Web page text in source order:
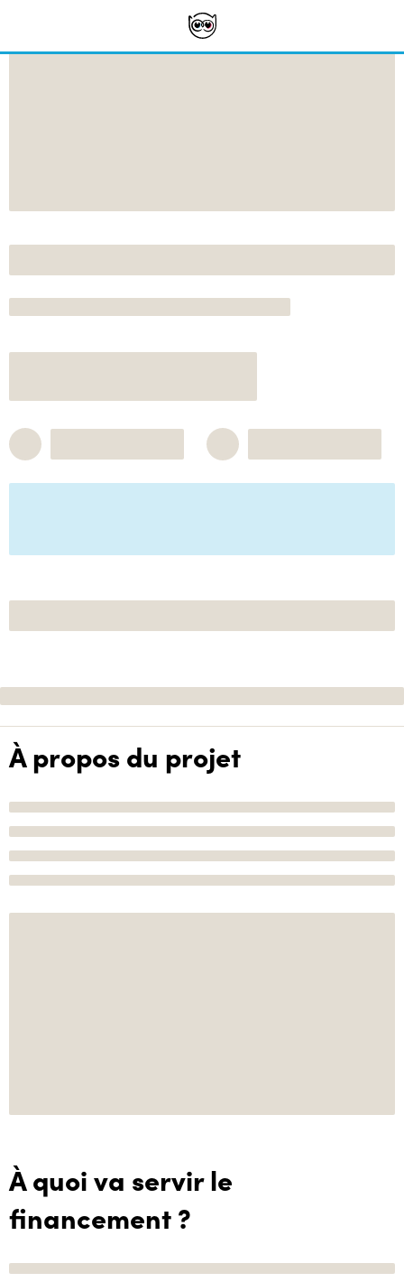
À propos du projet
À quoi va servir le
financement ?